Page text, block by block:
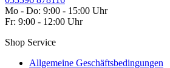
Mo - Do: 9:00 - 15:00 Uhr
Fr: 9:00 - 12:00 Uhr
Shop Service
Allgemeine Geschäftsbedingungen